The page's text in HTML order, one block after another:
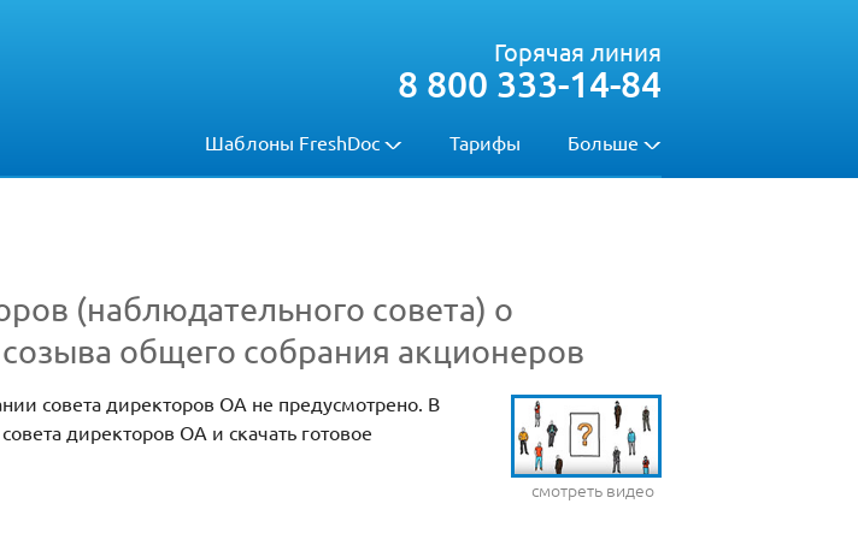
Шаблоны FreshDoc Тарифы Больше
Горячая линия
8 800 333-14-84
(наблюдательного совета) о
общего собрания акционеров
смотреть видео
совета директоров ОА не предусмотрено. В
директоров ОА и скачать готовое